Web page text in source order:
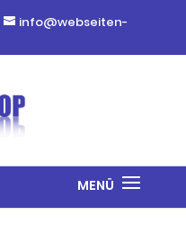
info@webseiten-